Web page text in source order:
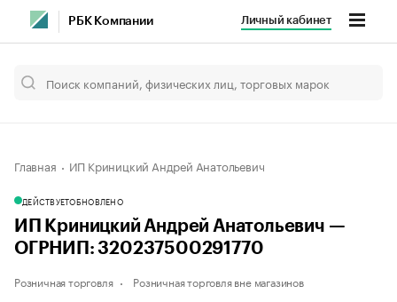
РБК Компании Личный кабинет
Главная ИП Криницкий Андрей Анатольевич
ДЕЙСТВУЕТОБНОВЛЕНО
ИП Криницкий Андрей Анатольевич —
ОГРНИП: 320237500291770
Розничная торговля Розничная торговля вне магазинов